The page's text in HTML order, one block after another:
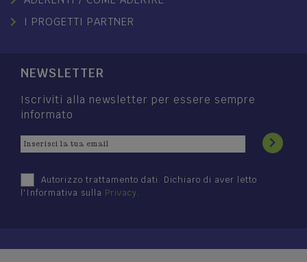
I PROGETTI PARTNER
NEWSLETTER
Iscriviti alla newsletter per essere sempre
informato
Autorizzo trattamento dati. Dichiaro di aver letto
l'Informativa sulla Privacy.